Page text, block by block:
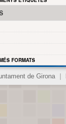
FORMATS
de Girona